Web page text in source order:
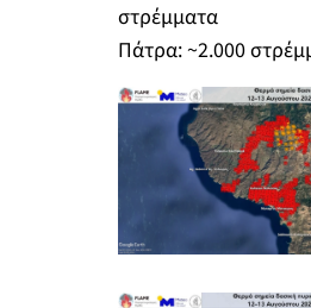
στρέμματα
Πάτρα: ~2.000